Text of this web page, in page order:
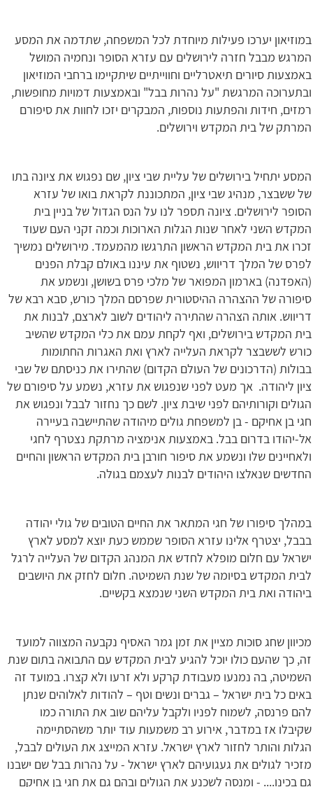
במוזיאון יערכו פעילות מיוחדת לכל המשפחה, שתדמה את המסע
המרגש מבבל חזרה לירושלים עם עזרא הסופר ונחמיה המושל
באמצעות סיורים תיאטרליים וחווייתיים שיתקיימו ברחבי המוזיאון
ובתערוכה המרגשת "על נהרות בבל" ובאמצעות דמויות מחופשות,
רמזים, חידות והפתעות נוספות, המבקרים יזכו לחוות את סיפורם
המרתק של בית המקדש וירושלים.
המסע יתחיל בירושלים של עליית שבי ציון, שם נפגוש את ציונה בתו
של ששבצר, מנהיג שבי ציון, המתכוננת לקראת בואו של עזרא
הסופר לירושלים. ציונה תספר לנו על הנס הגדול של בניין בית
המקדש השני לאחר שנות הגלות הארוכות וכמה זקני העם שעוד
זכרו את בית המקדש הראשון התרגשו מהמעמד. מירושלים נמשיך
לפרס של המלך דריווש, נשטוף את עיננו באולם קבלת הפנים
(האפדנה) בארמון המפואר של מלכי פרס בשושן, ונשמע את
סיפורה של ההצהרה ההיסטורית שפרסם המלך כורש, סבא רבא של
דריווש. אותה הצהרה שהתירה ליהודים לשוב לארצם, לבנות את
בית המקדש בירושלים, ואף לקחת עמם את כלי המקדש שהשיב
כורש לששבצר לקראת העלייה לארץ ואת האגרות החתומות
בבולות (הדרכונים של העולם הקדום) שהתירו את כניסתם של שבי
ציון ליהודה. אך מעט לפני שנפגוש את עזרא, נשמע על סיפורם של
הגולים וקורותיהם לפני שיבת ציון. לשם כך נחזור לבבל ונפגוש את
חגי בן אחיקם - בן למשפחת גולים מיהודה שהתיישבה בעיירה
אל-יהודו בדרום בבל. באמצעות אנימציה מרתקת נצטרף לחגי
ולאחיינים שלו ונשמע את סיפור חורבן בית המקדש הראשון והחיים
החדשים שנאלצו היהודים לבנות לעצמם בגולה.
במהלך סיפורו של חגי המתאר את החיים הטובים של גולי יהודה
בבבל, יצטרף אלינו עזרא הסופר שממש כעת יוצא למסע לארץ
ישראל עם חלום מופלא לחדש את המנהג הקדום של העלייה לרגל
לבית המקדש בסיומה של שנת השמיטה. חלום לחזק את היושבים
ביהודה ואת בית המקדש השני שנמצא בקשיים.
מכיוון שחג סוכות מציין את זמן גמר האסיף נקבעה המצווה למועד
זה, כך שהעם כולו יוכל להגיע לבית המקדש עם התבואה בתום שנת
השמיטה, בה נמנעו מעבודת קרקע ולא זרעו ולא קצרו. במועד זה
באים כל בית ישראל – גברים ונשים וטף – להודות לאלוהים שנתן
להם פרנסה, לשמוח לפניו ולקבל עליהם שוב את התורה כמו
שקיבלו אז במדבר, אירוע רב משמעות עוד יותר משהסתיימה
הגלות והותר לחזור לארץ ישראל. עזרא המייצג את העולים לבבל,
מזכיר לגולים את געגועיהם לארץ ישראל - על נהרות בבל שם ישבנו
גם בכינו.... - ומנסה לשכנע את הגולים ובהם גם את חגי בן אחיקם